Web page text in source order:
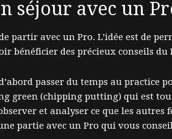
séjour avec un
partir avec un Pro. L’idée est de
bénéficier des précieux conseils du
passer du temps au practice
green (chipping putting) qui est
et analyser ce que les
partie avec un Pro qui vous